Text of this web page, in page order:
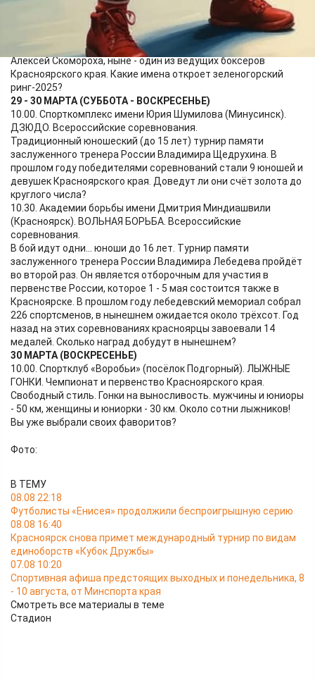
разведчика, Героя Советского Союза Дмитрия Кудрина. В
субботу будут разыграны последние награды соревнований
нынешнего года. Турнир проводится в 30-й раз. Интересно,
что победителем 20-го турнира был юный зеленогорец
Алексей Скомороха, ныне - один из ведущих боксёров
Красноярского края. Какие имена откроет зеленогорский
ринг-2025?
29 - 30 МАРТА (СУББОТА - ВОСКРЕСЕНЬЕ)
10.00. Спорткомплекс имени Юрия Шумилова (Минусинск).
ДЗЮДО. Всероссийские соревнования.
Традиционный юношеский (до 15 лет) турнир памяти
заслуженного тренера России Владимира Щедрухина. В
прошлом году победителями соревнований стали 9 юношей и
девушек Красноярского края. Доведут ли они счёт золота до
круглого числа?
10.30. Академии борьбы имени Дмитрия Миндиашвили
(Красноярск). ВОЛЬНАЯ БОРЬБА. Всероссийские
соревнования.
В бой идут одни... юноши до 16 лет. Турнир памяти
заслуженного тренера России Владимира Лебедева пройдёт
во второй раз. Он является отборочным для участия в
первенстве России, которое 1 - 5 мая состоится также в
Красноярске. В прошлом году лебедевский мемориал собрал
226 спортсменов, в нынешнем ожидается около трёхсот. Год
назад на этих соревнованиях красноярцы завоевали 14
медалей. Сколько наград добудут в нынешнем?
30 МАРТА (ВОСКРЕСЕНЬЕ)
10.00. Спортклуб «Воробьи» (посёлок Подгорный). ЛЫЖНЫЕ
ГОНКИ. Чемпионат и первенство Красноярского края.
Свободный стиль. Гонки на выносливость. мужчины и юниоры
- 50 км, женщины и юниорки - 30 км. Около сотни лыжников!
Вы уже выбрали своих фаворитов?
Фото:
В ТЕМУ
08.08 22:18
Футболисты «Енисея» продолжили беспроигрышную серию
08.08 16:40
Красноярск снова примет международный турнир по видам
единоборств «Кубок Дружбы»
07.08 10:20
Спортивная афиша предстоящих выходных и понедельника, 8
- 10 августа, от Минспорта края
Смотреть все материалы в теме
Стадион